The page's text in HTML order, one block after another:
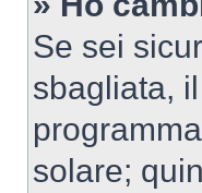
Se sei
sbagliata,
solare;